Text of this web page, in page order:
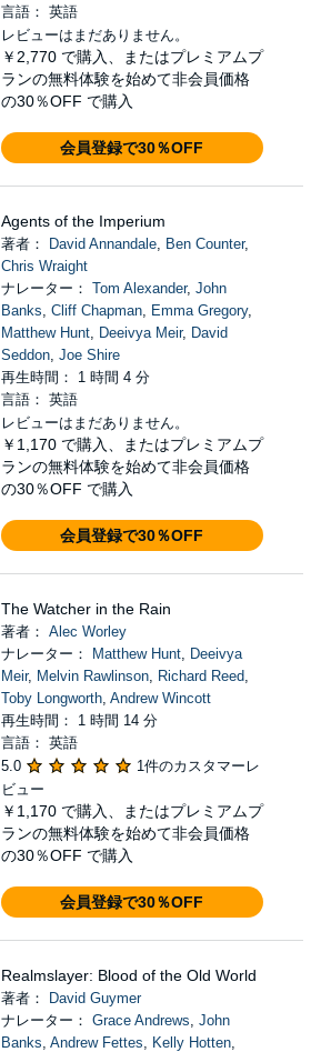
言語： 英語
レビューはまだありません。
￥2,770 で購入、またはプレミアムプ
ランの無料体験を始めて非会員価格
の30％OFF で購入
会員登録で30％OFF
Agents of the Imperium
著者： David Annandale, Ben Counter,
Chris Wraight
ナレーター： Tom Alexander, John
Banks, Cliff Chapman, Emma Gregory,
Matthew Hunt, Deeivya Meir, David
Seddon, Joe Shire
再生時間： 1 時間 4 分
言語： 英語
レビューはまだありません。
￥1,170 で購入、またはプレミアムプ
ランの無料体験を始めて非会員価格
の30％OFF で購入
会員登録で30％OFF
The Watcher in the Rain
著者： Alec Worley
ナレーター：
Matthew Hunt, Deeivya
Meir, Melvin Rawlinson, Richard Reed,
Toby Longworth, Andrew Wincott
再生時間： 1 時間 14 分
言語： 英語
5.0
1件のカスタマーレ
ビュー
￥1,170 で購入、またはプレミアムプ
ランの無料体験を始めて非会員価格
の30％OFF で購入
会員登録で30％OFF
Realmslayer: Blood of the Old World
著者：
David Guymer
ナレーター： Grace Andrews, John
Banks, Andrew Fettes, Kelly Hotten,